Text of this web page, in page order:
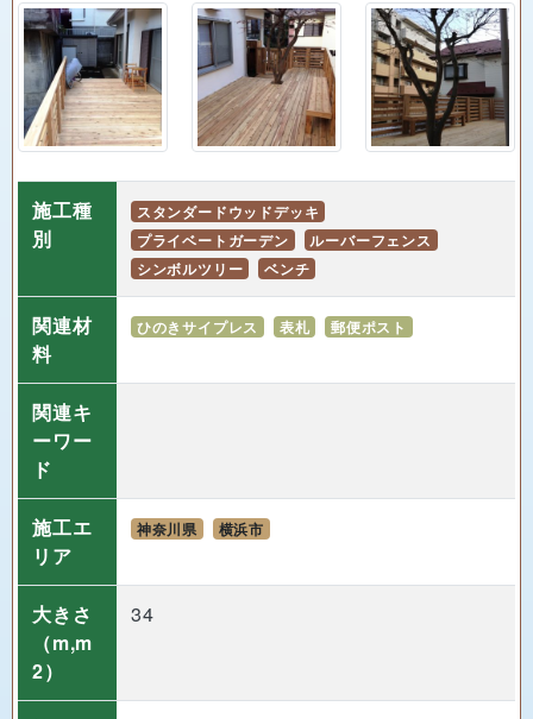
施工種
別
スタンダードウッドデッキ
プライベートガーデン
ルーバーフェンス
シンボルツリー
ベンチ
関連材
料
ひのきサイプレス 表札 郵便ポスト
関連キ
ーワー
ド
施工エ
リア
神奈川県 横浜市
大きさ
（m,m
2）
34